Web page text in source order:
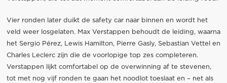
Vier ronden later duikt de safety car naar binnen en wordt het
veld weer losgelaten. Max Verstappen behoudt de leiding, waarna
het Sergio Pérez, Lewis Hamilton, Pierre Gasly, Sebastian Vettel en
Charles Leclerc zijn die de voorlopige top zes completeren.
Verstappen lijkt comfortabel op de overwinning af te stevenen,
tot met nog vijf ronden te gaan het noodlot toeslaat en – net als